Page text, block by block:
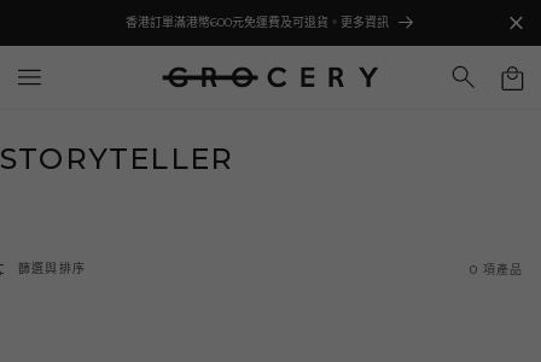
容
香港訂單滿港幣600元免運費及可退貨。更多資訊
購
物
商
列
STORYTELLER
篩選與排序 0 項產品